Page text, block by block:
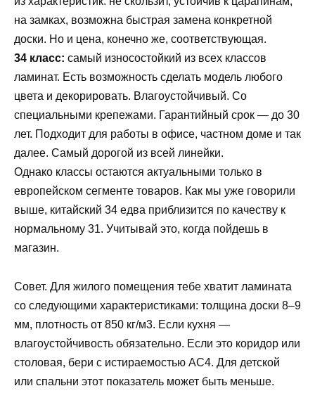
на замках, возможна быстрая замена конкретной
доски. Но и цена, конечно же, соответствующая.
34 класс: самый износостойкий из всех классов
ламинат. Есть возможность сделать модель любого
цвета и декорировать. Влагоустойчивый. Со
специальными крепежами. Гарантийный срок — до 30
лет. Подходит для работы в офисе, частном доме и так
далее. Самый дорогой из всей линейки.
Однако классы остаются актуальными только в
европейском сегменте товаров. Как мы уже говорили
выше, китайский 34 едва приблизится по качеству к
нормальному 31. Учитывай это, когда пойдешь в
магазин.
Совет. Для жилого помещения тебе хватит ламината
со следующими характеристиками: толщина доски 8–9
мм, плотность от 850 кг/м3. Если кухня —
влагоустойчивость обязательно. Если это коридор или
столовая, бери с истираемостью AC4. Для детской
или спальни этот показатель может быть меньше.